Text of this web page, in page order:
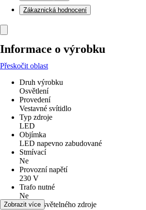
Zákaznická hodnocení
Informace o výrobku
Přeskočit oblast
Druh výrobku
Osvětlení
Provedení
Vestavné svítidlo
Typ zdroje
LED
Objímka
LED napevno zabudované
Stmívací
Ne
Provozní napětí
230 V
Trafo nutné
Ne
Včetně světelného zdroje
Zobrazit více